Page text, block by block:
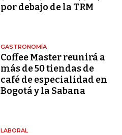
por debajo de la TRM
GASTRONOMÍA
Coffee Master reunirá a
más de 50 tiendas de
café de especialidad en
Bogotá y la Sabana
LABORAL